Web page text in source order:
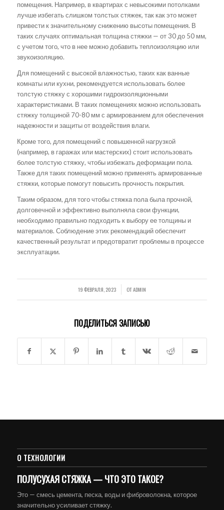
помещения. Например, в квартирах с невысокими потолками
лучше избегать слишком толстых стяжек, так как это может
привести к значительному снижению высоты помещения. В
таких случаях оптимальная толщина стяжки — от 30 до 50 мм,
с учетом того, что в нее можно добавить теплоизоляцию или
звукоизоляцию.
Для помещений с высокой влажностью, таких как ванные
комнаты или кухни, рекомендуется использовать более
толстую стяжку с хорошими гидроизоляционными
характеристиками. В таких помещениях можно использовать
стяжку толщиной 70-80 мм с армированием для обеспечения
надежности и защиты от воздействия влаги.
Кроме того, для помещений с повышенной нагрузкой
(например, в гаражах или мастерских) стоит использовать
более толстую стяжку, чтобы избежать деформации пола.
Также для таких помещений можно применять армированные
стяжки, которые помогут повысить прочность покрытия.
Таким образом, для того чтобы стяжка пола была прочной,
долговечной и эффективно выполняла свои функции,
необходимо правильно подходить к выбору ее толщины и
материалов. Соблюдение этих рекомендаций обеспечит
качественный результат и предотвратит проблемы в процессе
эксплуатации.
19 ФЕВРАЛЯ, 2023
/ ОТADMIN
ПОДЕЛИТЬСЯ ЗАПИСЬЮ
О ТЕХНОЛОГИИ
ПОЛУСУХАЯ СТЯЖКА — ЧТО ЭТО ТАКОЕ?
Это — смесь цемента, песка, воды и фиброволокна, которое
значительно усиливает стяжку.